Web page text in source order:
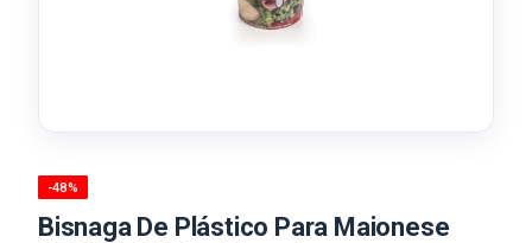
-48%
Bisnaga De Plástico Para Maionese